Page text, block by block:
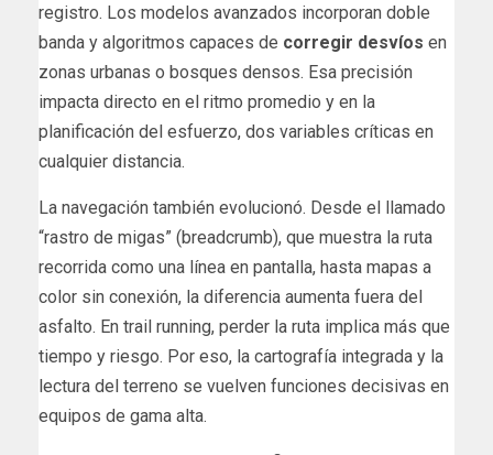
registro. Los modelos avanzados incorporan doble
banda y algoritmos capaces de corregir desvíos en
zonas urbanas o bosques densos. Esa precisión
impacta directo en el ritmo promedio y en la
planificación del esfuerzo, dos variables críticas en
cualquier distancia.
La navegación también evolucionó. Desde el llamado
“rastro de migas” (breadcrumb), que muestra la ruta
recorrida como una línea en pantalla, hasta mapas a
color sin conexión, la diferencia aumenta fuera del
asfalto. En trail running, perder la ruta implica más que
tiempo y riesgo. Por eso, la cartografía integrada y la
lectura del terreno se vuelven funciones decisivas en
equipos de gama alta.